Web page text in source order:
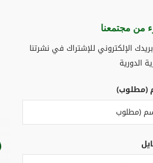
من مجتمعنا​
الإلكتروني للإشتراك في نشرتنا
الدورية
(مطلوب)